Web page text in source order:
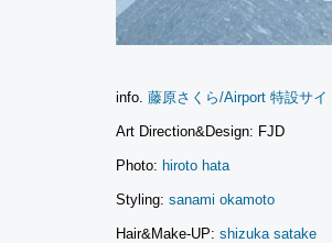
info. 藤原さくら/Airport 特設サイ
Art Direction&Design: FJD
Photo: hiroto hata
Styling: sanami okamoto
Hair&Make-UP: shizuka satake